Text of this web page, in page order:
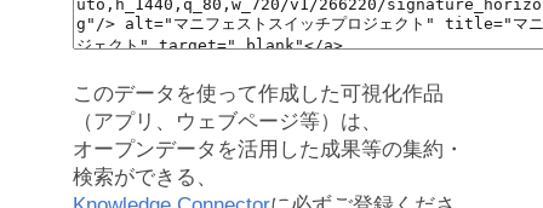
このデータを使って作成した可視化作品
（アプリ、ウェブページ等）は、
オープンデータを活用した成果等の集約・
検索ができる、